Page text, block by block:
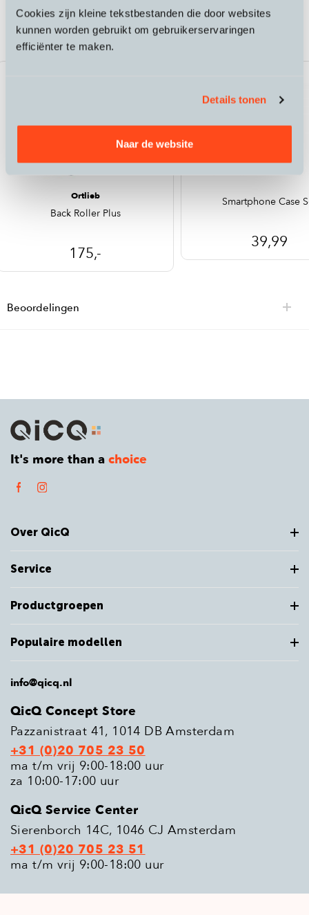
Cookies zijn kleine tekstbestanden die door websites
kunnen worden gebruikt om gebruikerservaringen
efficiënter te maken.
Details tonen
Naar de website
Passende accessoires bij de Riese &
Müller Culture Mixte
Ortlieb
Back Roller Plus
175,-
Smartphone Case
39,99
Beoordelingen
It's more than a choice
Over QicQ
Service
Productgroepen
Populaire modellen
info@qicq.nl
QicQ Concept Store
Pazzanistraat 41, 1014 DB Amsterdam
+31 (0)20 705 23 50
ma t/m vrij 9:00-18:00 uur
za 10:00-17:00 uur
QicQ Service Center
Sierenborch 14C, 1046 CJ Amsterdam
+31 (0)20 705 23 51
ma t/m vrij 9:00-18:00 uur